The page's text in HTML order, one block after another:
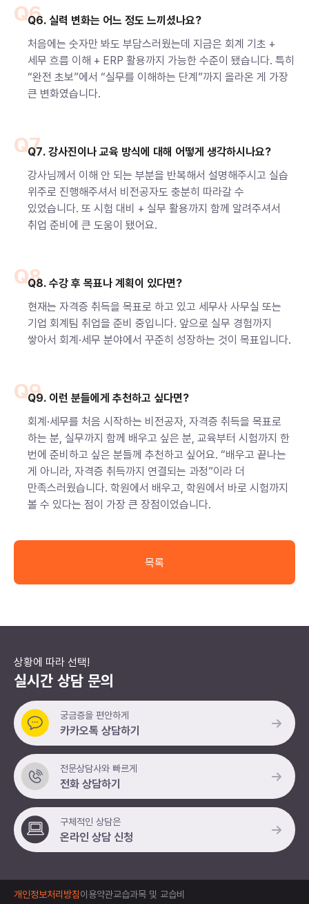
Q6Q6. 실력 변화는 어느 정도 느끼셨나요?
처음에는 숫자만 봐도 부담스러웠는데 지금은 회계 기초 +
세무 흐름 이해 + ERP 활용까지 가능한 수준이 됐습니다. 특히
“완전 초보”에서 “실무를 이해하는 단계”까지 올라온 게 가장
큰 변화였습니다.
Q7Q7. 강사진이나 교육 방식에 대해 어떻게 생각하시나요?
강사님께서 이해 안 되는 부분을 반복해서 설명해주시고 실습
위주로 진행해주셔서 비전공자도 충분히 따라갈 수
있었습니다. 또 시험 대비 + 실무 활용까지 함께 알려주셔서
취업 준비에 큰 도움이 됐어요.
Q8Q8. 수강 후 목표나 계획이 있다면?
현재는 자격증 취득을 목표로 하고 있고 세무사 사무실 또는
기업 회계팀 취업을 준비 중입니다. 앞으로 실무 경험까지
쌓아서 회계·세무 분야에서 꾸준히 성장하는 것이 목표입니다.
Q9Q9. 이런 분들에게 추천하고 싶다면?
회계·세무를 처음 시작하는 비전공자, 자격증 취득을 목표로
하는 분, 실무까지 함께 배우고 싶은 분, 교육부터 시험까지 한
번에 준비하고 싶은 분들께 추천하고 싶어요. “배우고 끝나는
게 아니라, 자격증 취득까지 연결되는 과정”이라 더
만족스러웠습니다. 학원에서 배우고, 학원에서 바로 시험까지
볼 수 있다는 점이 가장 큰 장점이었습니다.
목록
상황에 따라 선택!
실시간 상담 문의
궁금증을 편안하게
카카오톡 상담하기
전문상담사와 빠르게
전화 상담하기
구체적인 상담은
온라인 상담 신청
개인정보처리방침이용약관교습과목 및 교습비